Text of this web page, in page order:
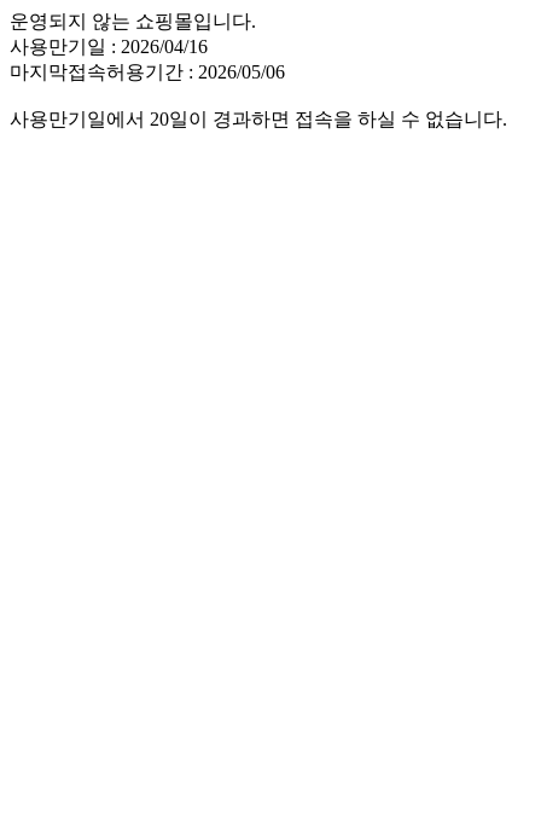
운영되지 않는 쇼핑몰입니다.
사용만기일 : 2026/04/16
마지막접속허용기간 : 2026/05/06
사용만기일에서 20일이 경과하면 접속을 하실 수 없습니다.